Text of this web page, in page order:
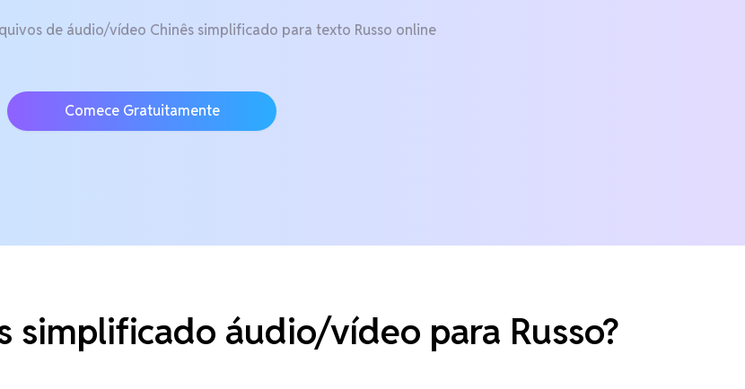
de áudio/vídeo Chinês simplificado para texto Russo online
Comece Gratuitamente
simplificado áudio/vídeo para Russo?